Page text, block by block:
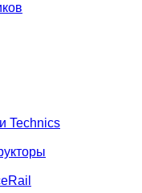
Technics